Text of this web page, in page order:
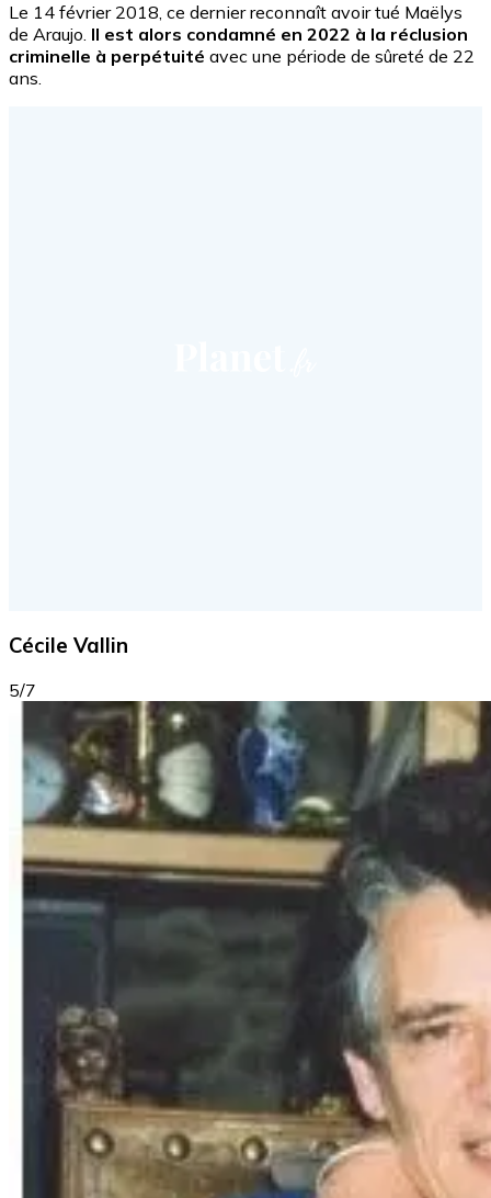
Le 14 février 2018, ce dernier reconnaît avoir tué Maëlys
de Araujo. Il est alors condamné en 2022 à la réclusion
criminelle à perpétuité avec une période de sûreté de 22
ans.
Cécile Vallin
5/7